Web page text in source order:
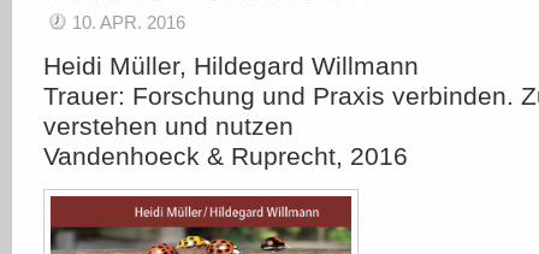
10. APR. 2016
Heidi Müller, Hildegard Willmann
Trauer: Forschung und Praxis verbinden.
verstehen und nutzen
Vandenhoeck & Ruprecht, 2016